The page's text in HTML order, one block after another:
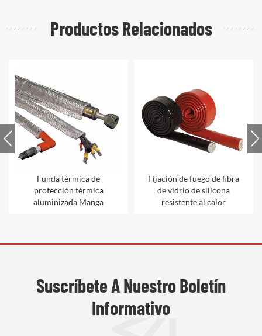
Productos Relacionados
Funda térmica de
protección térmica
aluminizada Manga
Fijación de fuego de fibra
de vidrio de silicona
resistente al calor
Suscríbete A Nuestro Boletín
Informativo